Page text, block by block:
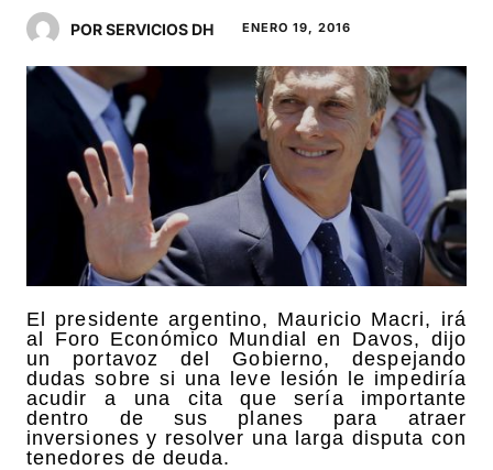
POR SERVICIOS DH ENERO 19, 2016
El presidente argentino, Mauricio Macri, irá
al Foro Económico Mundial en Davos, dijo
un portavoz del Gobierno, despejando
dudas sobre si una leve lesión le impediría
acudir a una cita que sería importante
dentro de sus planes para atraer
inversiones y resolver una larga disputa con
tenedores de deuda.